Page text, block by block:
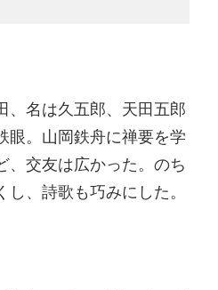
、名は久五郎、天田五郎
眼。山岡鉄舟に禅要を学
、交友は広かった。のち
、詩歌も巧みにした。